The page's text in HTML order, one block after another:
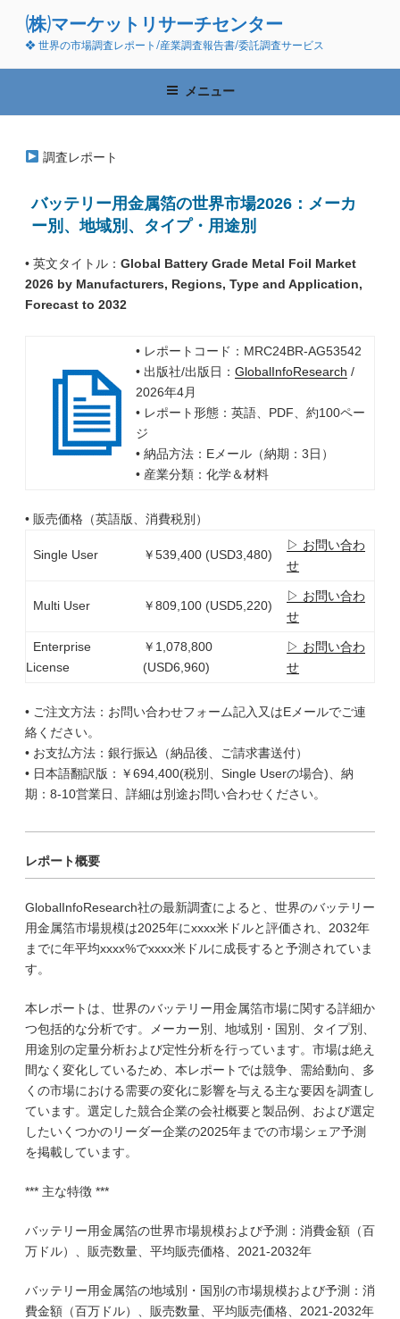
ン
(株)マーケットリサーチセンター
❖ 世界の市場調査レポート/産業調査報告書/委託調査サービス
メニュー
調査レポート
バッテリー用金属箔の世界市場2026：メーカ
ー別、地域別、タイプ・用途別
• 英文タイトル： Global Battery Grade Metal Foil Market
2026 by Manufacturers, Regions, Type and Application,
Forecast to 2032
• レポートコード：MRC24BR-AG53542
• 出版社/出版日： GlobalInfoResearch /
2026年4月
• レポート形態：英語、PDF、約100ペー
ジ
• 納品方法：Eメール（納期：3日）
• 産業分類：化学＆材料
• 販売価格（英語版、消費税別）
Single User ￥539,400 (USD3,480)
▷ お問い合わ
せ
Multi User ￥809,100 (USD5,220)
▷ お問い合わ
せ
Enterprise
License
￥1,078,800
(USD6,960)
▷ お問い合わ
せ
• ご注文方法：お問い合わせフォーム記入又はEメールでご連
絡ください。
• お支払方法：銀行振込（納品後、ご請求書送付）
• 日本語翻訳版：￥694,400(税別、Single Userの場合)、納
期：8-10営業日、詳細は別途お問い合わせください。
レポート概要
GlobalInfoResearch社の最新調査によると、世界のバッテリー
用金属箔市場規模は2025年にxxxx米ドルと評価され、2032年
までに年平均xxxx%でxxxx米ドルに成長すると予測されていま
す。
本レポートは、世界のバッテリー用金属箔市場に関する詳細か
つ包括的な分析です。メーカー別、地域別・国別、タイプ別、
用途別の定量分析および定性分析を行っています。市場は絶え
間なく変化しているため、本レポートでは競争、需給動向、多
くの市場における需要の変化に影響を与える主な要因を調査し
ています。選定した競合企業の会社概要と製品例、および選定
したいくつかのリーダー企業の2025年までの市場シェア予測
を掲載しています。
*** 主な特徴 ***
バッテリー用金属箔の世界市場規模および予測：消費金額（百
万ドル）、販売数量、平均販売価格、2021-2032年
バッテリー用金属箔の地域別・国別の市場規模および予測：消
費金額（百万ドル）、販売数量、平均販売価格、2021-2032年